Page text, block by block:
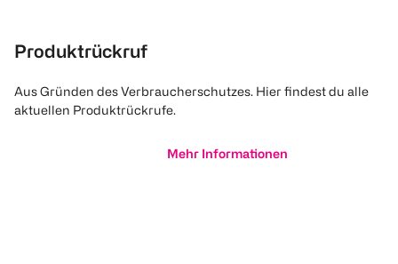
Produktrückruf
Aus Gründen des Verbraucherschutzes. Hier findest du alle
aktuellen Produktrückrufe.
Mehr Informationen